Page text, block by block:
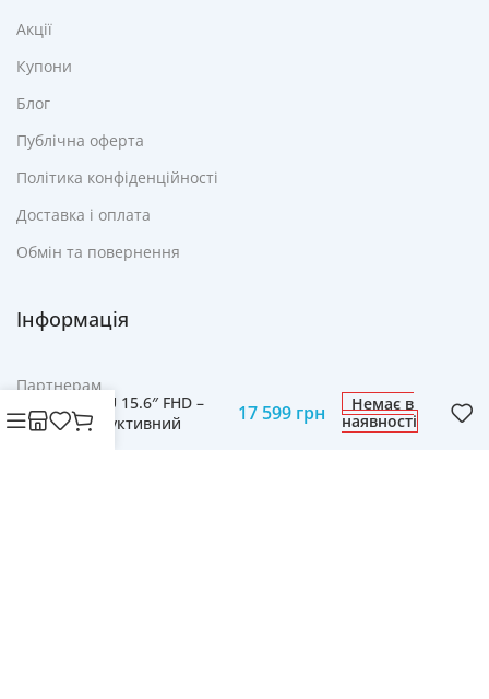
Акції
Купони
Блог
Публічна оферта
Політика конфіденційності
Доставка і оплата
Обмін та повернення
Інформація
Партнерам
Реклама
G4 82YU00UNPB R3
7320U 15.6″ FHD –
Продуктивний
17 599 грн
Немає в
наявності